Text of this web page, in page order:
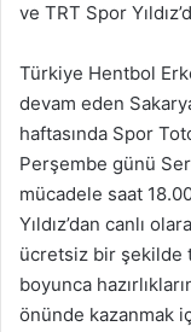
ve TRT Spor
Türkiye Hentbol
devam eden
haftasında Spor
Perşembe günü
mücadele saat
Yıldız’dan canlı
ücretsiz bir şekilde
boyunca
önünde kazanmak